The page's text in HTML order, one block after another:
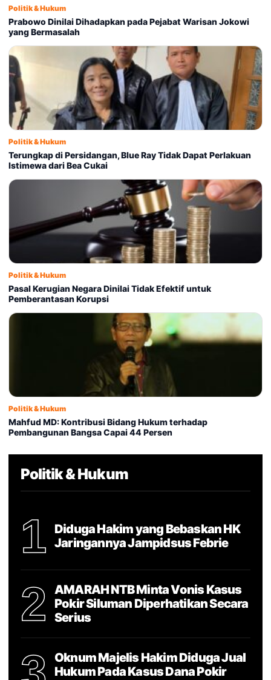
Politik & Hukum
Prabowo Dinilai Dihadapkan pada Pejabat Warisan Jokowi
yang Bermasalah
Politik & Hukum
Terungkap di Persidangan, Blue Ray Tidak Dapat Perlakuan
Istimewa dari Bea Cukai
Politik & Hukum
Pasal Kerugian Negara Dinilai Tidak Efektif untuk
Pemberantasan Korupsi
Politik & Hukum
Mahfud MD: Kontribusi Bidang Hukum terhadap
Pembangunan Bangsa Capai 44 Persen
Politik & Hukum
1
Diduga Hakim yang Bebaskan HK
Jaringannya Jampidsus Febrie
2
AMARAH NTB Minta Vonis Kasus
Pokir Siluman Diperhatikan Secara
Serius
Oknum Majelis Hakim Diduga Jual
Hukum Pada Kasus Dana Pokir